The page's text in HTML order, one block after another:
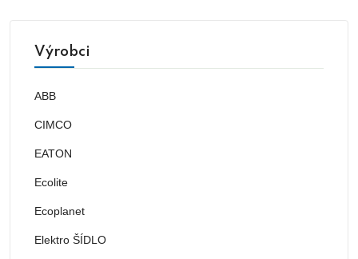
Výrobci
ABB
CIMCO
EATON
Ecolite
Ecoplanet
Elektro ŠÍDLO